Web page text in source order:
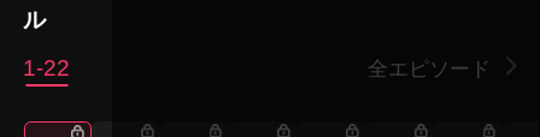
ル
1-22
全エピソード